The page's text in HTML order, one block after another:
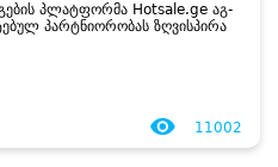
პლატ­ფორ­მა Hotsale.ge აგ­
პარტნი­ო­რო­ბას ზღვის­პი­რა
11002